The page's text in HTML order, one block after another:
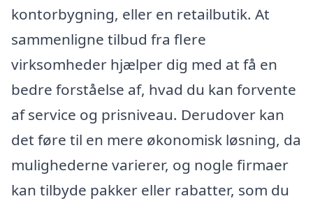
kontorbygning, eller en retailbutik. At
sammenligne tilbud fra flere
virksomheder hjælper dig med at få en
bedre forståelse af, hvad du kan forvente
af service og prisniveau. Derudover kan
det føre til en mere økonomisk løsning, da
mulighederne varierer, og nogle firmaer
kan tilbyde pakker eller rabatter, som du